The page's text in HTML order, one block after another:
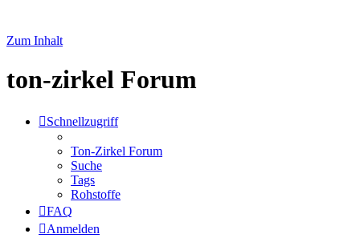
Zum Inhalt
ton-zirkel Forum
Schnellzugriff
Ton-Zirkel Forum
Suche
Tags
Rohstoffe
FAQ
Anmelden